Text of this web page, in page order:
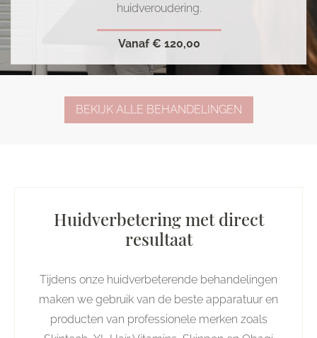
huidveroudering.
Vanaf€ 120,00
BEKIJK ALLE BEHANDELINGEN
Huidverbetering met direct
resultaat
Tijdens onze huidverbeterende behandelingen
maken we gebruik van de beste apparatuur en
producten van professionele merken zoals